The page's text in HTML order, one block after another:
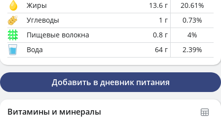
Жиры
13.6 г 20.61%
Углеводы
1 г 0.73%
Пищевые волокна
0.8 г 4%
Вода
64 г 2.39%
Добавить в дневник питания
Витамины и минералы